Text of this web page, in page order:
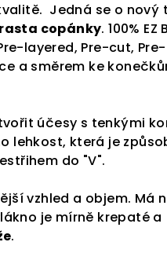
Jedná se o nový
rasta copánky. 100% EZ
layered, Pre-cut, Pre-
a směrem ke
účesy s tenkými
lehkost, která je
do "V".
vzhled a objem. Má
je mírně krepaté a
.